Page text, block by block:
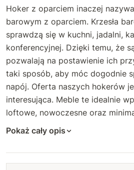
Hoker z oparciem inaczej
barowym z oparciem. Krzesła
sprawdzą się w kuchni, jadalni,
konferencyjnej. Dzięki temu, że
pozwalają na postawienie ich
taki sposób, aby móc dogodnie
napój. Oferta naszych hokerów
interesująca. Meble te idealnie
loftowe, nowoczesne oraz
Pokaż cały opis